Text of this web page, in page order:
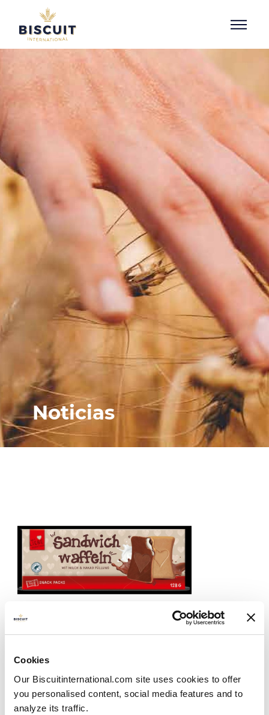
Cookies
Our Biscuitinternational.com site uses cookies to offer
you personalised content, social media features and to
analyze its traffic.
Aller au contenu
Noticias
Novo lançamento: Wafers Recheadas
Publié le
22/11/2023
É com orgulho que anunciamos o lançamento da...